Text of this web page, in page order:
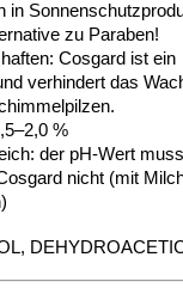
in
zu Paraben!
Cosgard ist ein
verhindert das
%
der pH-Wert
nicht (mit